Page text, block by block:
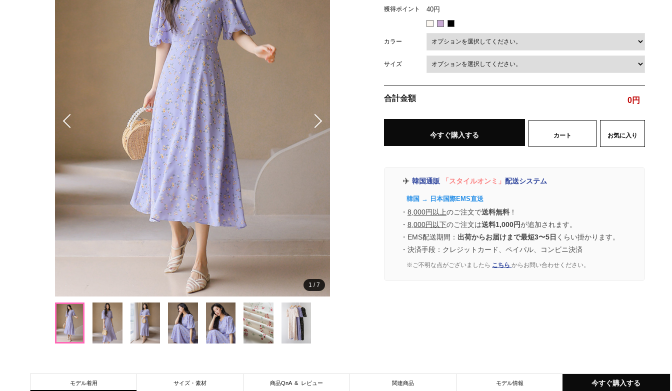
1 /7
獲得ポイント 40円
カラー
サイズ
合計金額 0円
今すぐ購入する カート お気に入り
✈️ 韓国通販 「スタイルオンミ」 配送システム
韓国 → 日本国際EMS直送
・ 8,000円以上のご注文で送料無料 ！
・ 8,000円以下のご注文は送料1,000円が追加されます。
・EMS配送期間： 出荷からお届けまで最短3〜5日 くらい掛かります。
・決済手段：クレジットカード、ペイパル、コンビニ決済
※ご不明な点がございましたら こちら からお問い合わせください。
モデル着用 サイズ・素材 商品QnA & レビュー 関連商品 モデル情報 今すぐ購入する